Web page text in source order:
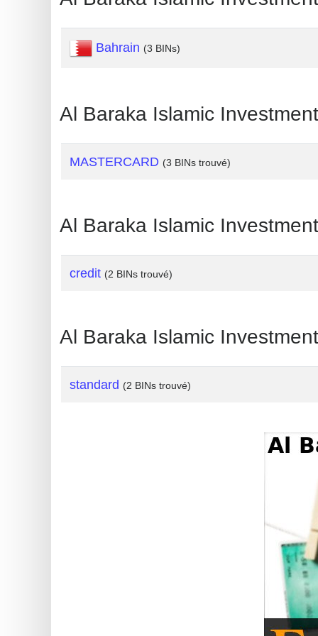
?
IP
Lookup
Checker
Validator
Bahrain (3 BINs)
Al Baraka Islamic
MASTERCARD (3 BINs trouvé)
Al Baraka Islamic
credit (2 BINs trouvé)
Al Baraka Islamic
standard (2 BINs trouvé)